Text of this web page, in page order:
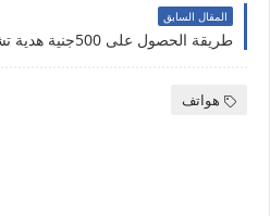
المقال السابق
هواتف